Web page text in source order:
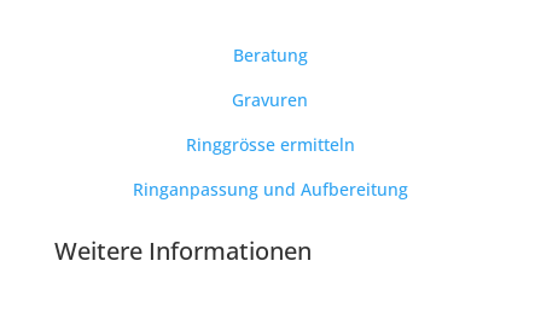
Beratung
Gravuren
Ringgrösse ermitteln
Ringanpassung und Aufbereitung
Weitere Informationen